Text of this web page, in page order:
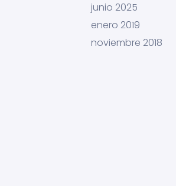
junio 2025
enero 2019
noviembre 2018